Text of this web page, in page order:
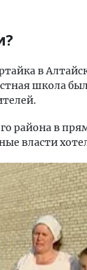
в
школа
района в
власти